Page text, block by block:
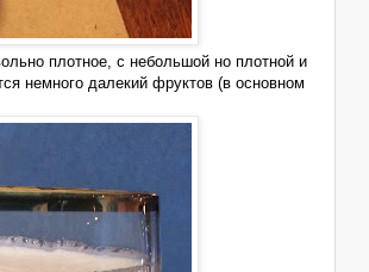
плотное, с небольшой но плотной и
немного далекий фруктов (в основном